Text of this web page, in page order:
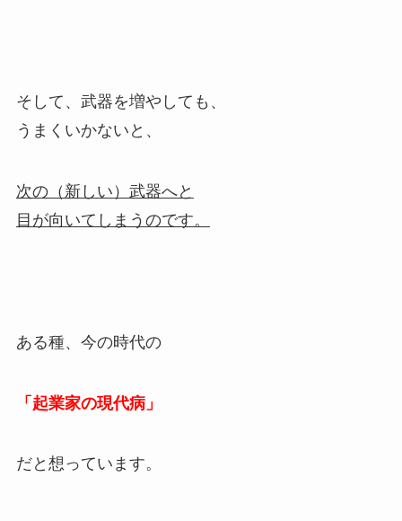
そして、武器を増やしても、
うまくいかないと、
次の（新しい）武器へと
目が向いてしまうのです。
ある種、今の時代の
「起業家の現代病」
だと想っています。